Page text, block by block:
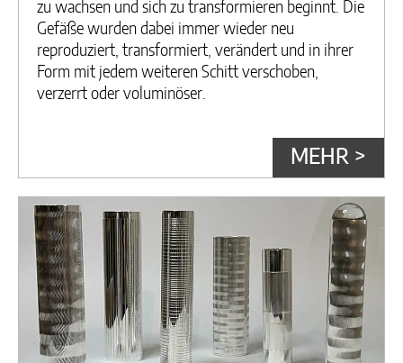
zu wachsen und sich zu transformieren beginnt. Die
Gefäße wurden dabei immer wieder neu
reproduziert, transformiert, verändert und in ihrer
Form mit jedem weiteren Schitt verschoben,
verzerrt oder voluminöser.
MEHR >